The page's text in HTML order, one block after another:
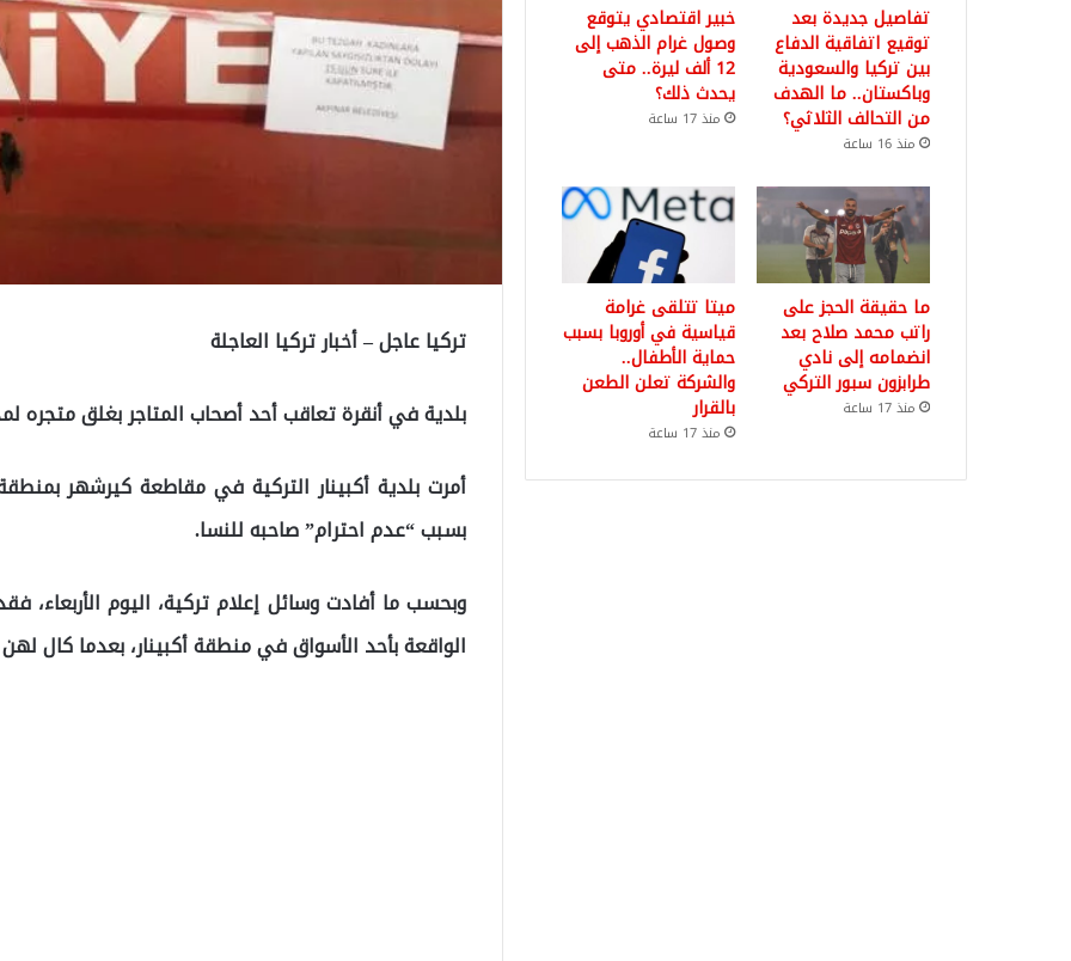
تركيا عاجل – أخبار تركيا العاجلة
بلدية في أنقرة تعاقب أحد أصحاب المتاجر بغلق متجره لمدة 15 يوم والسبب
بسبب “عدم احترام” صاحبه للنسا.
وبحسب ما أفادت وسائل إعلام تركية، اليوم
الواقعة بأحد الأسواق في منطقة أكبينار، بعدما كال
تفاصيل جديدة بعد
توقيع اتفاقية الدفاع
بين تركيا والسعودية
وباكستان.. ما الهدف
من التحالف الثلاثي؟
منذ 16 ساعة
خبير اقتصادي يتوقع
وصول غرام الذهب إلى
12 ألف ليرة.. متى
يحدث ذلك؟
منذ 17 ساعة
ما حقيقة الحجز على
راتب محمد صلاح بعد
انضمامه إلى نادي
طرابزون سبور التركي
منذ 17 ساعة
ميتا تتلقى غرامة
قياسية في أوروبا بسبب
حماية الأطفال..
والشركة تعلن الطعن
بالقرار
منذ 17 ساعة